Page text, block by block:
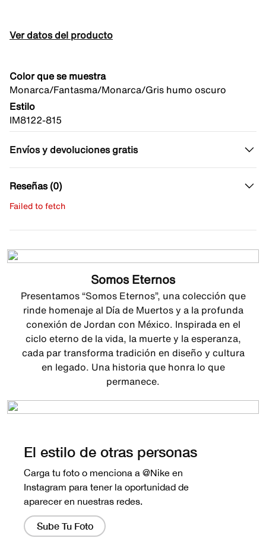
Ver datos del producto
Color que se muestra
Monarca/Fantasma/Monarca/Gris humo oscuro
Estilo
IM8122-815
Envíos y devoluciones gratis
Reseñas (0)
Failed to fetch
Somos Eternos
Presentamos “Somos Eternos”, una colección que
rinde homenaje al Día de Muertos y a la profunda
conexión de Jordan con México. Inspirada en el
ciclo eterno de la vida, la muerte y la esperanza,
cada par transforma tradición en diseño y cultura
en legado. Una historia que honra lo que
permanece.